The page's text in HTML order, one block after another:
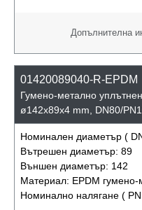
Допълнителна
01420089040-R-EPDM
Гумено-метално
ø142x89x4 mm, DN80/
Номинален диаметър (
Вътрешен диаметър: 89
Външен диаметър: 142
Материал: EPDM
Номинално налягане (